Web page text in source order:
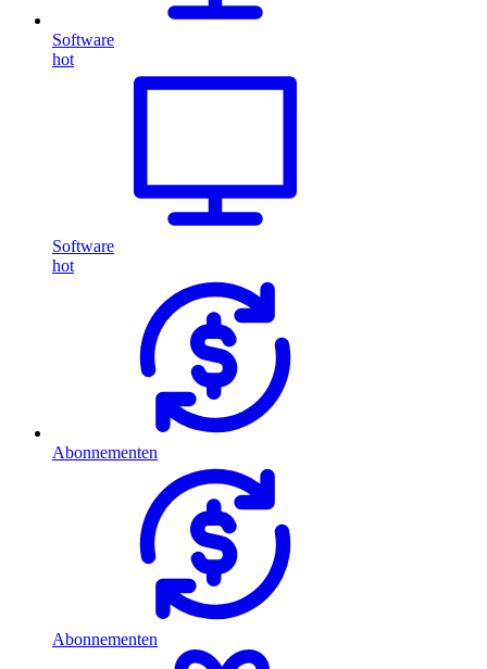
Software
hot
Software
hot
Abonnementen
Abonnementen